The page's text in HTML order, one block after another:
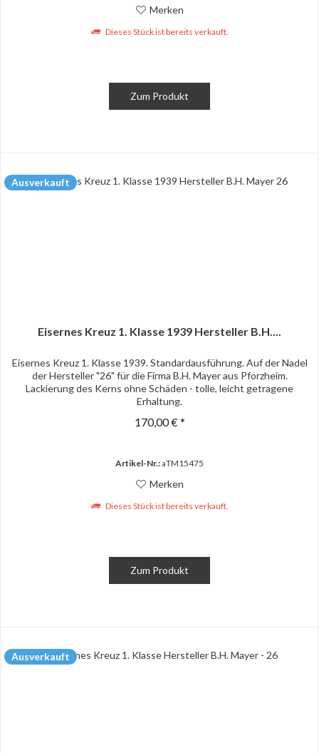
Merken
Dieses Stück ist bereits verkauft.
Zum Produkt
Ausverkauft
Eisernes Kreuz 1. Klasse 1939 Hersteller B.H....
Eisernes Kreuz 1. Klasse 1939. Standardausführung. Auf der Nadel
der Hersteller "26" für die Firma B.H. Mayer aus Pforzheim.
Lackierung des Kerns ohne Schäden - tolle, leicht getragene
Erhaltung.
170,00 € *
Artikel-Nr.:aTM15475
Merken
Dieses Stück ist bereits verkauft.
Zum Produkt
Ausverkauft